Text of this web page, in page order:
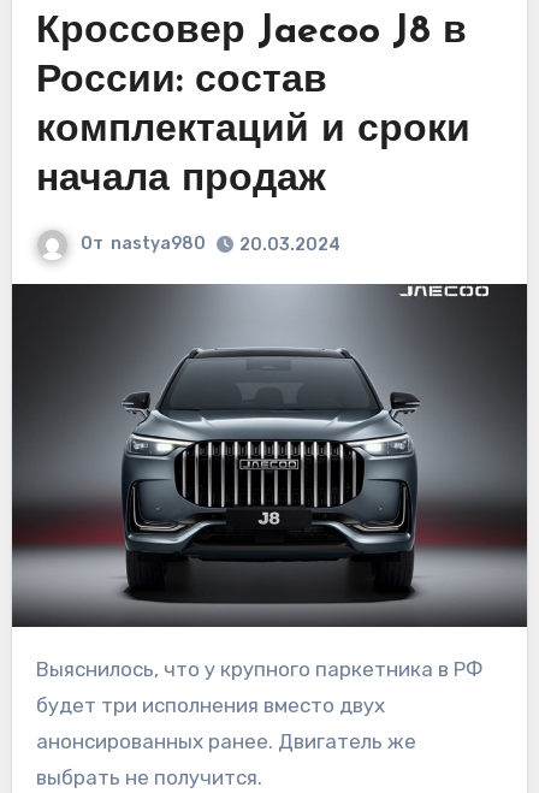
Кроссовер Jaecoo J8 в
России: состав
комплектаций и сроки
начала продаж
От nastya980 20.03.2024
Выяснилось, что у крупного паркетника в РФ
будет три исполнения вместо двух
анонсированных ранее. Двигатель же
выбрать не получится.